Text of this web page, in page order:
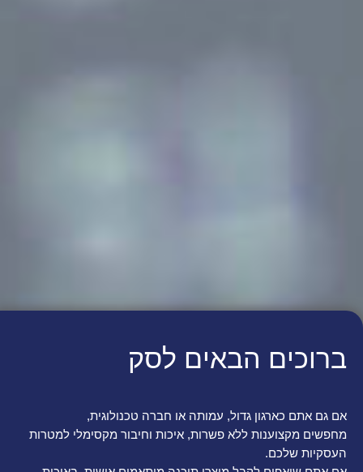
ברוכים הבאים לסקי
אם גם אתם כארגון גדול, עמותה או חברה טכנולוגית,
מחפשים מקצוענות ללא פשרות, איכות וחיבור מקסימלי למטרות
העסקיות שלכם.